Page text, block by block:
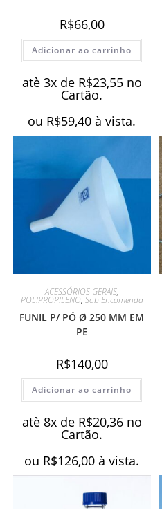
R$66,00
Adicionar ao carrinho
atè 3x de R$23,55 no
Cartão.
ou R$59,40 à vista.
ACESSÓRIOS GERAIS,
POLIPROPILENO, Sob Encomenda
FUNIL P/ PÓ Ø 250 MM EM
PE
R$140,00
Adicionar ao carrinho
atè 8x de R$20,36 no
Cartão.
ou R$126,00 à vista.